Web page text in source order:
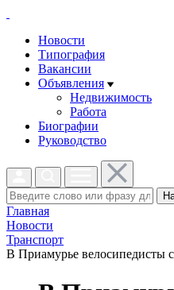
Новости
Типография
Вакансии
Объявления
Недвижимость
Работа
Биографии
Руководство
Главная
Новости
Транспорт
В Приамурье велосипедисты